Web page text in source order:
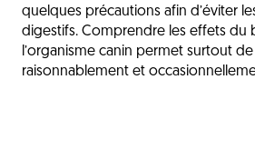
Les bons réflexes en cas d’excès
Les alternatives plus adaptées
quelques précautions afin d’éviter
digestifs. Comprendre les effets du
l’organisme canin permet surtout de
raisonnablement et